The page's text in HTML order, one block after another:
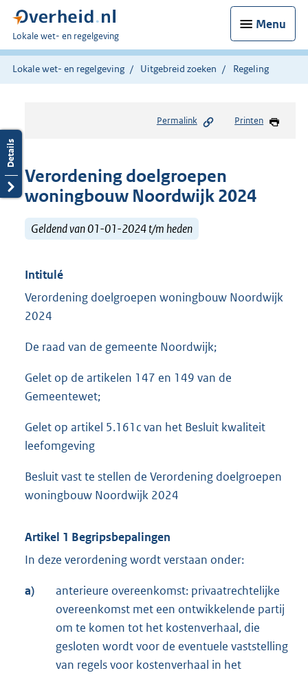
Menu
U
bent
hier:
Lokale wet- en regelgeving
Lokale wet- en regelgeving Uitgebreid zoeken Regeling
Permalink Printen
Verordening doelgroepen
woningbouw Noordwijk 2024
Geldend van 01-01-2024 t/m heden
Intitulé
Verordening doelgroepen woningbouw Noordwijk
2024
De raad van de gemeente Noordwijk;
Gelet op de artikelen 147 en 149 van de
Gemeentewet;
Gelet op artikel 5.161c van het Besluit kwaliteit
leefomgeving
Besluit vast te stellen de Verordening doelgroepen
woningbouw Noordwijk 2024
Artikel 1 Begripsbepalingen
In deze verordening wordt verstaan onder:
a)
anterieure overeenkomst: privaatrechtelijke
overeenkomst met een ontwikkelende partij
om te komen tot het kostenverhaal, die
gesloten wordt voor de eventuele vaststelling
van regels voor kostenverhaal in het